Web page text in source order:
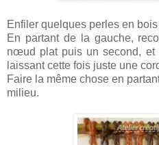
Enfiler quelques perles en
En partant de la gauche,
nœud plat puis un second, et
laissant cette fois juste une
Faire la même chose en
milieu.